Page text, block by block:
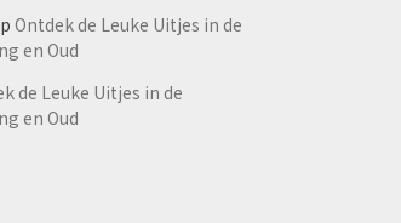
Ontdek de Leuke Uitjes in de
en Oud
de Leuke Uitjes in de
en Oud